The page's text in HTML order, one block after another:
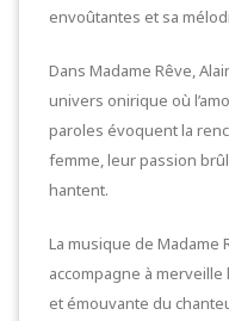
envoûtantes et sa
Dans Madame Rêve,
univers onirique où
paroles évoquent la
femme, leur passion
hantent.
La musique de Madame
accompagne à
et émouvante du